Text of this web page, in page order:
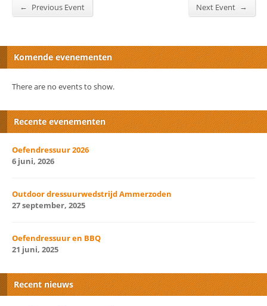
← Previous Event Next Event →
Komende evenementen
There are no events to show.
Recente evenementen
Oefendressuur 2026
6 juni, 2026
Outdoor dressuurwedstrijd Ammerzoden
27 september, 2025
Oefendressuur en BBQ
21 juni, 2025
Recent nieuws